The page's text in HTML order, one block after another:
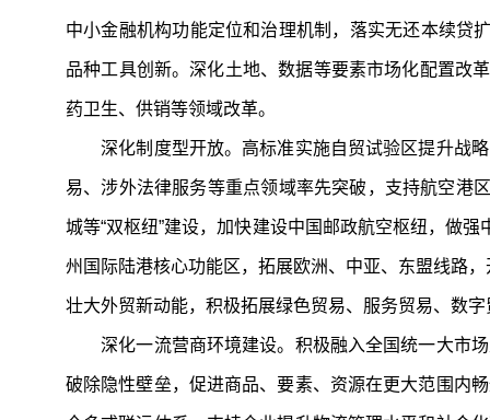
中小金融机构功能定位和治理机制，落实无还本续贷
品种工具创新。深化土地、数据等要素市场化配置改
药卫生、供销等领域改革。
深化制度型开放。高标准实施自贸试验区提升战略
易、涉外法律服务等重点领域率先突破，支持航空
城等“双枢纽”建设，加快建设中国邮政航空枢纽，做
州国际陆港核心功能区，拓展欧洲、中亚、东盟线路
壮大外贸新动能，积极拓展绿色贸易、服务贸易、数
深化一流营商环境建设。积极融入全国统一大市场
破除隐性壁垒，促进商品、要素、资源在更大范围内